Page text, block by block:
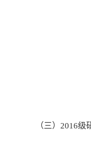
（三）2016级